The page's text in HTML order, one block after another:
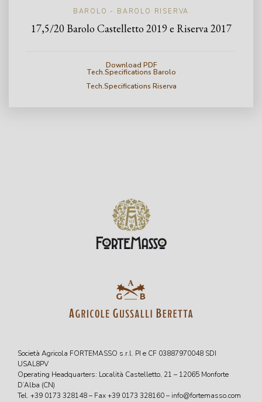
BAROLO - BAROLO RISERVA
17,5/20 Barolo Castelletto 2019 e Riserva 2017
Download PDF
Tech.Specifications Barolo
Tech.Specifications Riserva
Società Agricola FORTEMASSO s.r.l. PI e CF 03887970048 SDI
USAL8PV
Operating Headquarters: Località Castelletto, 21 – 12065 Monforte
D’Alba (CN)
Tel. +39 0173 328148 – Fax +39 0173 328160 – info@fortemasso.com